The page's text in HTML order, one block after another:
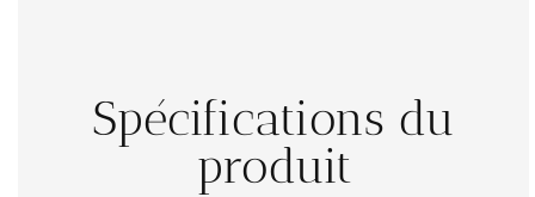
Spécifications du
produit